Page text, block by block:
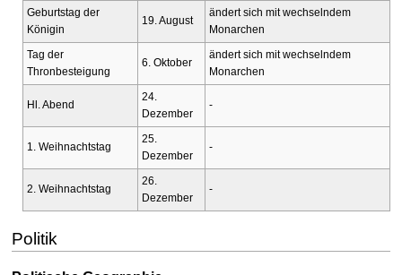
Geburtstag der
Königin
19. August
ändert sich mit wechselndem
Monarchen
Tag der
Thronbesteigung
6. Oktober
ändert sich mit wechselndem
Monarchen
Hl. Abend
24.
Dezember
-
1. Weihnachtstag
25.
Dezember
-
2. Weihnachtstag
26.
Dezember
-
Politik